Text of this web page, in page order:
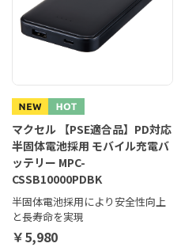
マクセル 【PSE適合品】PD対応
半固体電池採用 モバイル充電バ
ッテリー MPC-
CSSB10000PDBK
半固体電池採用により安全性向上
と長寿命を実現
￥5,980